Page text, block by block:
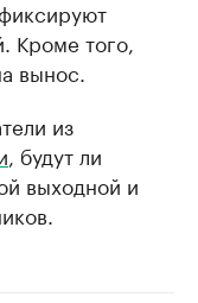
Кроме того,
вынос.
из
, будут ли
выходной и